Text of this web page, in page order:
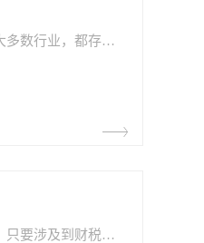
随着科学技术的发展，如今大多数行业，都存在着人工和数字化办公两种情况，两者各有优势，数字化办公一般可以提高效率和准确率，人工则可以完成一些机器或软件无法完成的事项。
无论是企业，还是各项组织，只要涉及到财税处理，那就需要财税人员、财税软件等的介入。过去，传统行业的会计人员面对繁多杂乱的税务工作，工作效率偏低，且加班情况严重。